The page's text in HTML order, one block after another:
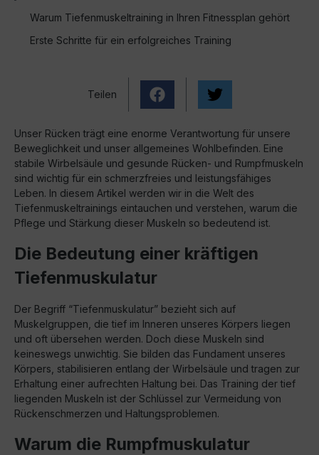
Warum Tiefenmuskeltraining in Ihren Fitnessplan gehört
Erste Schritte für ein erfolgreiches Training
Teilen
Unser Rücken trägt eine enorme Verantwortung für unsere
Beweglichkeit und unser allgemeines Wohlbefinden. Eine
stabile Wirbelsäule und gesunde Rücken- und Rumpfmuskeln
sind wichtig für ein schmerzfreies und leistungsfähiges
Leben. In diesem Artikel werden wir in die Welt des
Tiefenmuskeltrainings eintauchen und verstehen, warum die
Pflege und Stärkung dieser Muskeln so bedeutend ist.
Die Bedeutung einer kräftigen
Tiefenmuskulatur
Der Begriff “Tiefenmuskulatur” bezieht sich auf
Muskelgruppen, die tief im Inneren unseres Körpers liegen
und oft übersehen werden. Doch diese Muskeln sind
keineswegs unwichtig. Sie bilden das Fundament unseres
Körpers, stabilisieren entlang der Wirbelsäule und tragen zur
Erhaltung einer aufrechten Haltung bei. Das Training der tief
liegenden Muskeln ist der Schlüssel zur Vermeidung von
Rückenschmerzen und Haltungsproblemen.
Warum die Rumpfmuskulatur